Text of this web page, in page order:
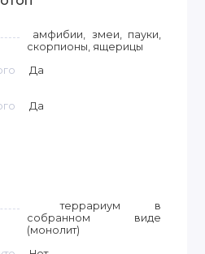
амфибии, змеи, пауки,
скорпионы, ящерицы
Да
Да
террариум в
собранном виде
(монолит)